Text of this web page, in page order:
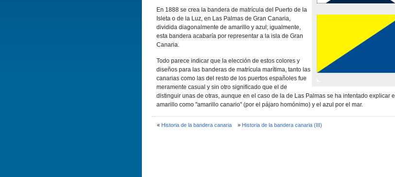
En 1888 se crea la bandera de matrí­cula del Puerto de la
Isleta o de la Luz, en Las Palmas de Gran Canaria,
dividida diagonalmente de amarillo y azul; igualmente,
esta bandera acabarí­a por representar a la isla de Gran
Canaria.
Todo parece indicar que la elección de estos colores y
diseños para las banderas de matrí­cula marí­tima, tanto las
canarias como las del resto de los puertos españoles fue
meramente casual y sin otro significado que el de
distinguir unas de otras, aunque en el caso de la de Las Palmas se ha intentado explicar el
amarillo como "amarillo canario" (por el pájaro homónimo) y el azul por el mar.
« Historia de la bandera canaria» Historia de la bandera canaria (III)